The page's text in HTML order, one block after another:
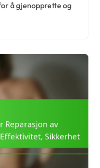
å gjenopprette og